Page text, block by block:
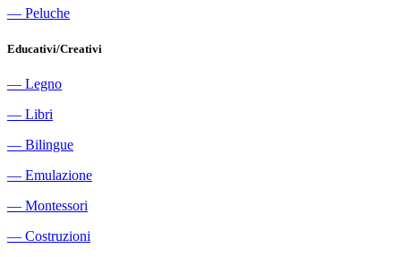
― Peluche
Educativi/Creativi
― Legno
― Libri
― Bilingue
― Emulazione
― Montessori
― Costruzioni